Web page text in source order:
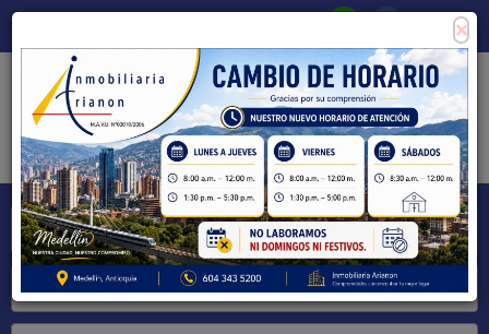
Tipo de inmueble
×